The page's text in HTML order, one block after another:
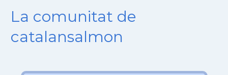
La comunitat de
catalansalmon